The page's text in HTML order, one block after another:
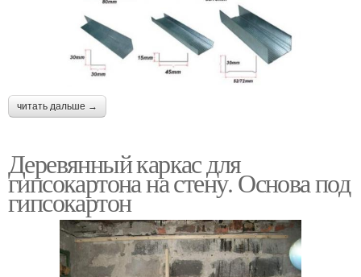
читать дальше →
Деревянный каркас для
гипсокартона на стену. Основа под
гипсокартон